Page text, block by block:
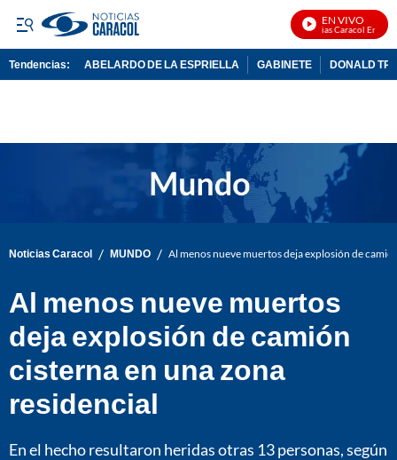
EN VIVO
Noticias Caracol En Vivo
Tendencias: ABELARDO DE LA ESPRIELLA GABINETE DONALD
Noticias Caracol / MUNDO / Al menos nueve muertos deja explosión de
Al menos nueve muertos
deja explosión de camión
cisterna en una zona
residencial
En el hecho resultaron heridas otras 13 personas, según